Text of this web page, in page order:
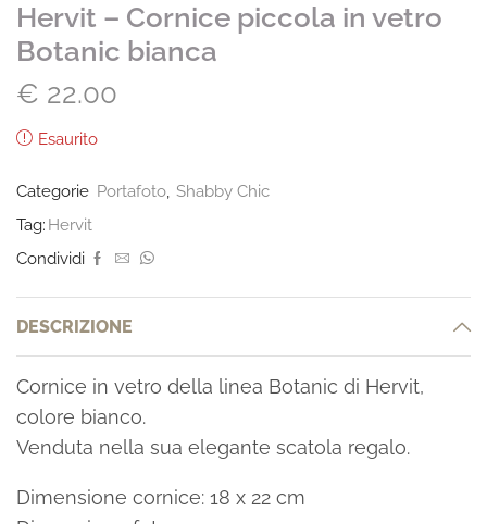
Hervit – Cornice piccola in vetro
Botanic bianca
€ 22.00
Esaurito
Categorie Portafoto Shabby Chic
Tag: Hervit
Condividi
DESCRIZIONE
Cornice in vetro della linea Botanic di Hervit,
colore bianco.
Venduta nella sua elegante scatola regalo.
Dimensione cornice: 18 x 22 cm